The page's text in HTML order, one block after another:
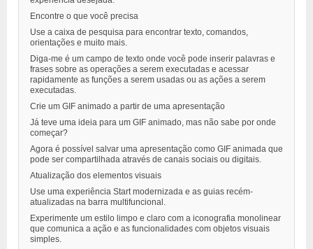
Encontre o que você precisa
Use a caixa de pesquisa para encontrar texto, comandos,
orientações e muito mais.
Diga-me é um campo de texto onde você pode inserir palavras e
frases sobre as operações a serem executadas e acessar
rapidamente as funções a serem usadas ou as ações a serem
executadas.
Crie um GIF animado a partir de uma apresentação
Já teve uma ideia para um GIF animado, mas não sabe por onde
começar?
Agora é possível salvar uma apresentação como GIF animada que
pode ser compartilhada através de canais sociais ou digitais.
Atualização dos elementos visuais
Use uma experiência Start modernizada e as guias recém-
atualizadas na barra multifuncional.
Experimente um estilo limpo e claro com a iconografia monolinear
que comunica a ação e as funcionalidades com objetos visuais
simples.